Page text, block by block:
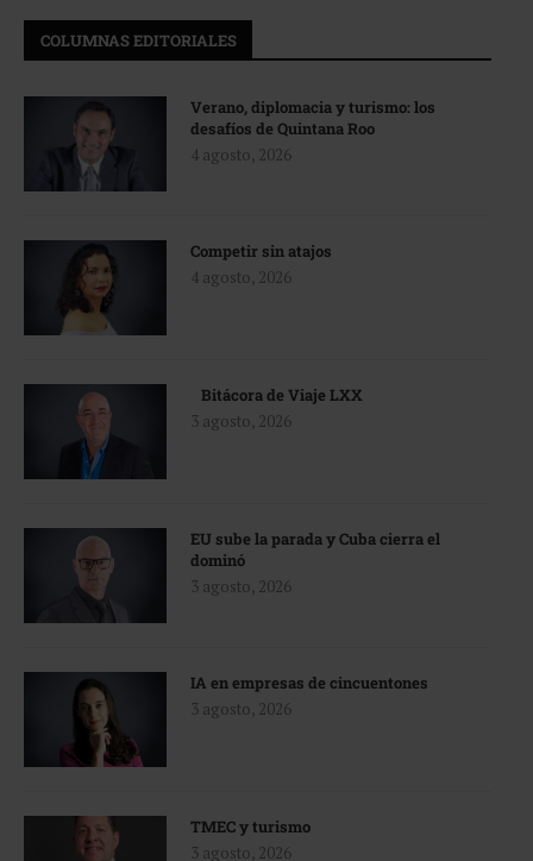
COLUMNAS EDITORIALES
Verano, diplomacia y turismo: los
desafíos de Quintana Roo
4 agosto, 2026
Competir sin atajos
4 agosto, 2026
Bitácora de Viaje LXX
3 agosto, 2026
EU sube la parada y Cuba cierra el
dominó
3 agosto, 2026
IA en empresas de cincuentones
3 agosto, 2026
TMEC y turismo
3 agosto, 2026